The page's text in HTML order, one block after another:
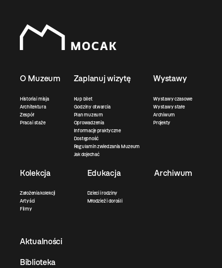
O Muzeum
Historia i misja
Architektura
Zespół
Praca i staże
Zaplanuj wizytę
Kup bilet
Godziny otwarcia
Plan muzeum
Oprowadzenia
Informacje praktyczne
Dostępność
Regulamin zwiedzania Muzeum
Jak dojechać
Wystawy
Wystawy czasowe
Wystawy stałe
Archiwum
Projekty
Kolekcja
Założenia kolekcji
Artyści
Filmy
Edukacja
Dzieci i rodziny
Młodzież i dorośli
Archiwum
Aktualności
Biblioteka